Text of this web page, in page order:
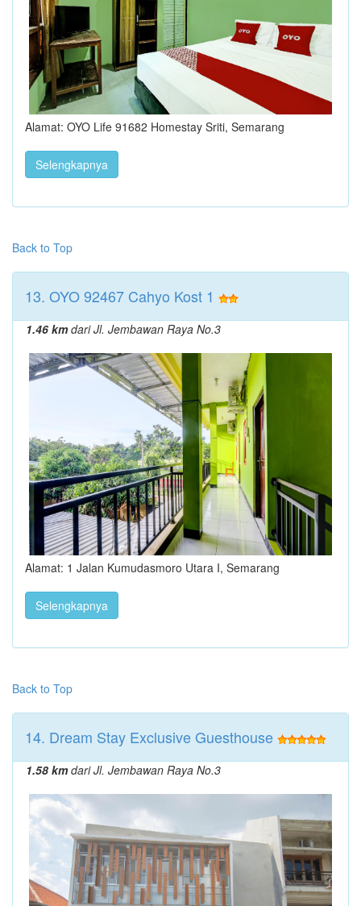
Alamat: OYO Life 91682 Homestay Sriti, Semarang
Selengkapnya
Back to Top
13. OYO 92467 Cahyo Kost 1
1.46 kmdari Jl. Jembawan Raya No.3
Alamat: 1 Jalan Kumudasmoro Utara I, Semarang
Selengkapnya
Back to Top
14. Dream Stay Exclusive Guesthouse
1.58 kmdari Jl. Jembawan Raya No.3